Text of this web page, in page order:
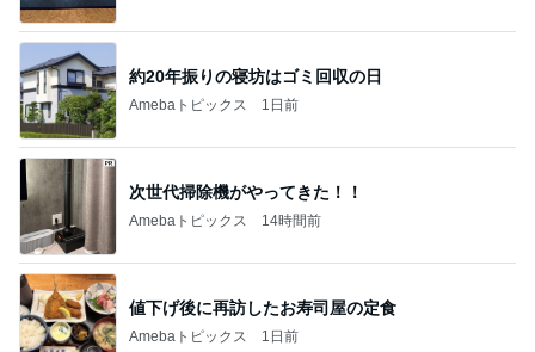
約20年振りの寝坊はゴミ回収の日
Amebaトピックス 1日前
次世代掃除機がやってきた！！
Amebaトピックス 14時間前
値下げ後に再訪したお寿司屋の定食
Amebaトピックス 1日前